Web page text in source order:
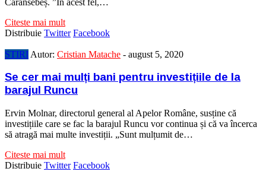
Citeste mai mult
Distribuie Twitter Facebook
STIRI Autor: Cristian Matache - august 5, 2020
Se cer mai mulți bani pentru investițiile de la
barajul Runcu
Ervin Molnar, directorul general al Apelor Române, susține că
investițiile care se fac la barajul Runcu vor continua și că va încerca
să atragă mai multe investiții. „Sunt mulțumit de…
Citeste mai mult
Distribuie Twitter Facebook